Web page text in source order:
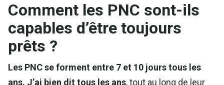
Comment les PNC sont-ils
capables d’être toujours
prêts ?
Les PNC se forment entre 7 et 10 jours tous les
ans. J’ai bien dit tous les ans, tout au long de leur